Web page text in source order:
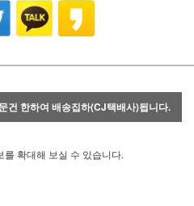
건 한하여 배송집하(CJ택배사)됩니다.
를 확대해 보실 수 있습니다.